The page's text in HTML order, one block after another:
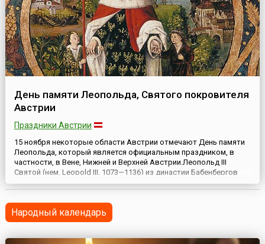
День памяти Леопольда, Святого покровителя
Австрии
Праздники Австрии
15 ноября некоторые области Австрии отмечают День памяти
Леопольда, который является официальным праздником, в
частности, в Вене, Нижней и Верхней Австрии.Леопольд III
Святой (нем. Leopold III, 1073—1136) из династии Бабенбергов
заложил основы будущего влияния Австрии. В 1104 году он
поддержал восстание принца Генриха против его отца
императора Генриха IV, чем обеспечил себе благосклонность
пр...
Народный календарь